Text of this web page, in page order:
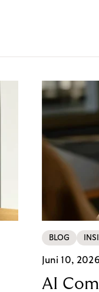
BLOG
Juni 10, 2026
AI